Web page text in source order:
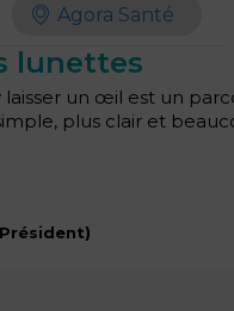
Agora Santé
lunettes
un œil est un
plus clair et
Président)